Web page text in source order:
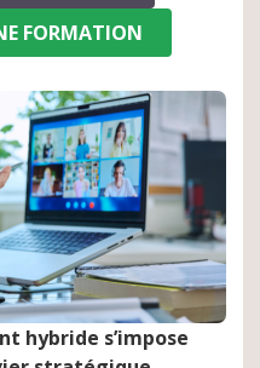
FORMATION
hybride s’impose